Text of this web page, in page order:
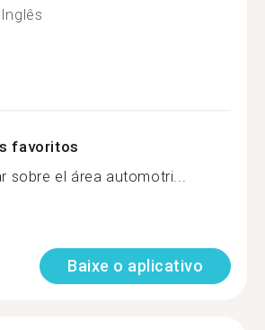
Inglês
favoritos
sobre el área automotri...
Baixe o aplicativo